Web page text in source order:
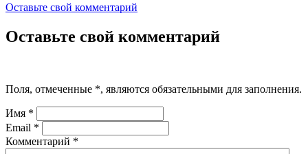
Оставьте свой комментарий
Оставьте свой комментарий
Поля, отмеченные *, являются обязательными для заполнения.
Имя *
Email *
Комментарий *